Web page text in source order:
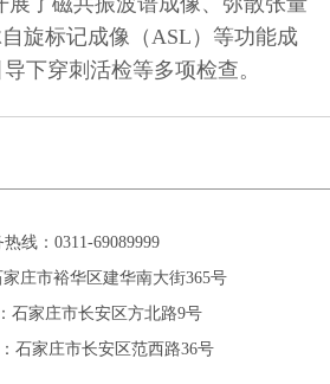
旋标记成像（ASL）等功能成
下穿刺活检等多项检查。
热线：0311-69089999
庄市裕华区建华南大街365号
石家庄市长安区方北路9号
石家庄市长安区范西路36号